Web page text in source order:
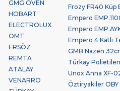
GMG OVEN
HOBART
ELECTROLUX
OMT
ERSÖZ
REMTA
ATALAY
VENARRO
Frozy FR40 Küp
Empero
Empero
Empero 4 Katlı
GMB Nazen
Türkay
Unox Anna XF-
Öztiryakiler OBY